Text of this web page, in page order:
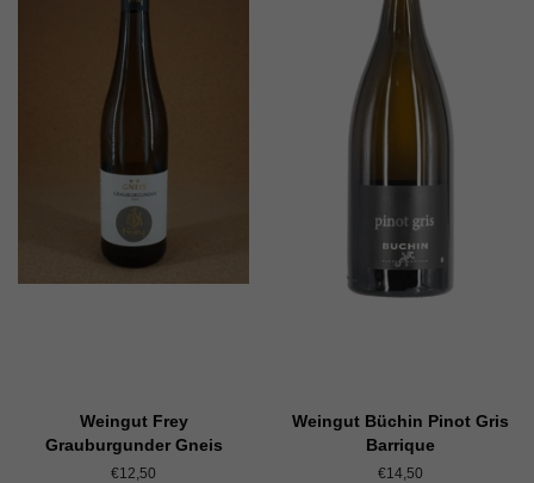
Weingut Frey
Grauburgunder Gneis
Normaler
€12,50
Weingut Büchin Pinot Gris
Barrique
Normaler
€14,50